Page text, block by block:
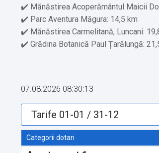
✔️ Mănăstirea Acoperământul Maicii
✔️ Parc Aventura Măgura: 14,5 km
✔️ Mănăstirea Carmelitană, Luncani:
✔️ Grădina Botanică Paul Țarălungă:
✔️ Etaje superioare accesibile doar pe
Alte servicii oferite contra
✔️ Sală pentru petreceri private (Cost
07.08.2026 08:30:13
Categorii dotari